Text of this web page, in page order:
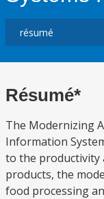
Résumé*
The Modernizing
Information
to the productivity
products, the
food processing